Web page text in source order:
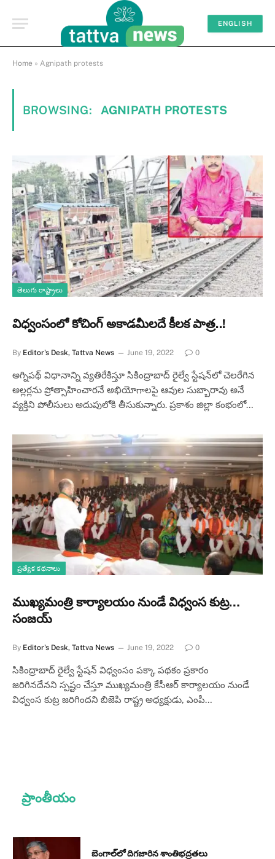
ENGLISH
Home » Agnipath protests
BROWSING: AGNIPATH PROTESTS
తెలుగు రాష్ట్రాలు
విధ్వంసంలో కోచింగ్ అకాడమీలదే కీలక పాత్ర..!
By Editor's Desk, Tattva News June 19, 2022 0
అగ్నిపథ్ విధానాన్ని వ్యతిరేకిస్తూ సికింద్రాబాద్ రైల్వే స్టేషన్‌లో చెలరేగిన
అల్లర్లను ప్రోత్సాహించారనే అభియోగాలపై ఆవుల సుబ్బారావు అనే
వ్యక్తిని పోలీసులు అదుపులోకి తీసుకున్నారు. ప్రకాశం జిల్లా కంభంలో…
ప్రత్యేక కథనాలు
ముఖ్యమంత్రి కార్యాలయం నుండే విధ్వంస కుట్ర…
సంజయ్
By Editor's Desk, Tattva News June 19, 2022 0
సికింద్రాబాద్ రైల్వే స్టేషన్ విధ్వంసం పక్కా పథకం ప్రకారం
జరిగినదేనని స్పష్టం చేస్తూ ముఖ్యమంత్రి కేసీఆర్ కార్యాలయం నుండే
విధ్వంస కుట్ర జరిగిందని బిజెపి రాష్ట్ర అధ్యక్షుడు, ఎంపీ…
ప్రాంతీయం
బెంగాల్‌లో దిగజారిన శాంతిభద్రతలు